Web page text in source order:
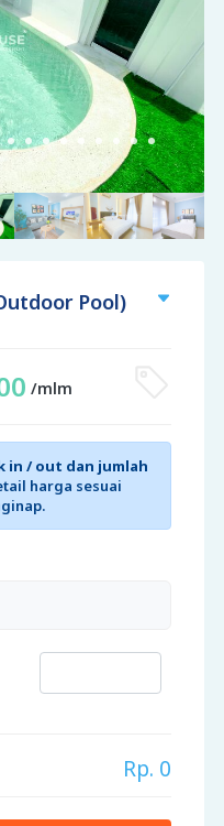
Pool)
/mlm
in / out dan jumlah
harga sesuai
Rp. 0